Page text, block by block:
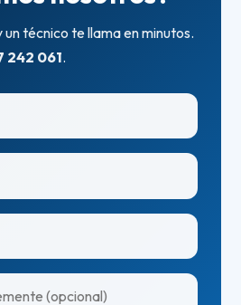
técnico te llama en minutos.
242 061.